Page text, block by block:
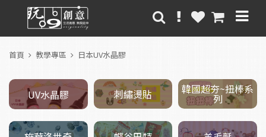
首頁 教學專區 日本UV水晶膠
UV水晶膠 刺繡燙貼 韓國超夯~扭棒系
列